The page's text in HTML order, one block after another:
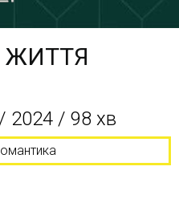
ЖИТТЯ
2024 / 98 хв